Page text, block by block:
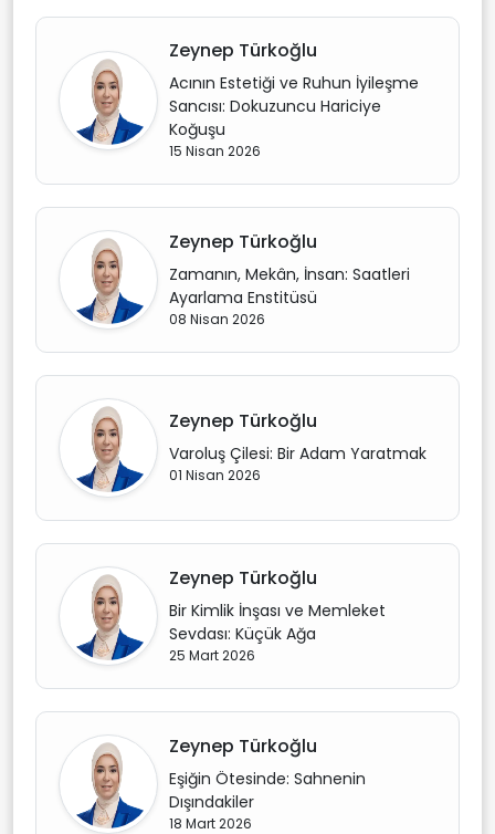
Zeynep Türkoğlu
Acının Estetiği ve Ruhun İyileşme
Sancısı: Dokuzuncu Hariciye
Koğuşu
15 Nisan 2026
Zeynep Türkoğlu
Zamanın, Mekân, İnsan: Saatleri
Ayarlama Enstitüsü
08 Nisan 2026
Zeynep Türkoğlu
Varoluş Çilesi: Bir Adam Yaratmak
01 Nisan 2026
Zeynep Türkoğlu
Bir Kimlik İnşası ve Memleket
Sevdası: Küçük Ağa
25 Mart 2026
Zeynep Türkoğlu
Eşiğin Ötesinde: Sahnenin
Dışındakiler
18 Mart 2026